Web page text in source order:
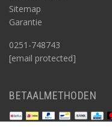
Sitemap
Garantie
0251-748743
[email protected]
BETAALMETHODEN